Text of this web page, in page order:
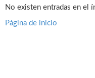
No existen entradas en el
Página de inicio